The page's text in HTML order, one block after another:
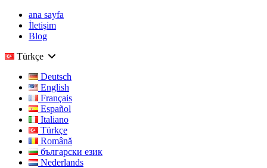
ana sayfa
İletişim
Blog
Türkçe
Deutsch
English
Français
Español
Italiano
Türkçe
Română
български език
Nederlands